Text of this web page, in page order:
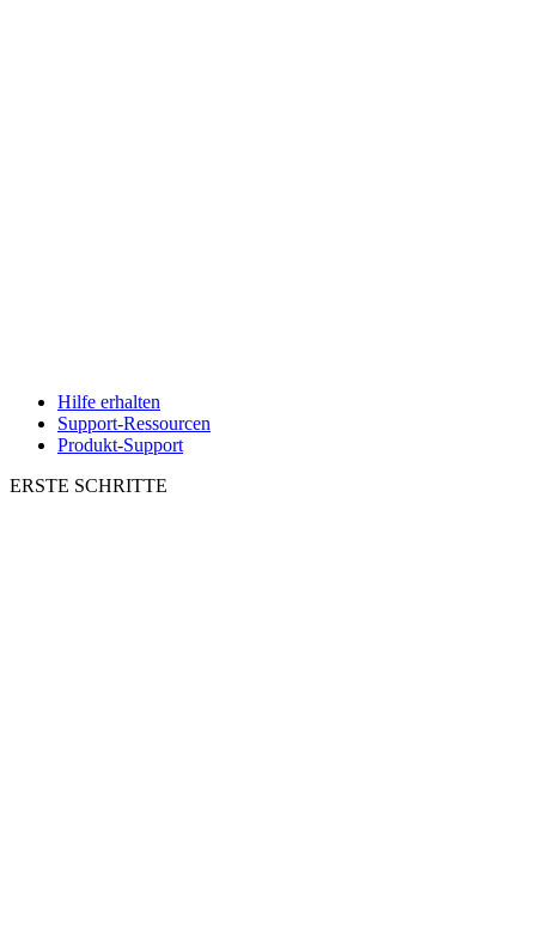
Hilfe erhalten
Support-Ressourcen
Produkt-Support
ERSTE SCHRITTE